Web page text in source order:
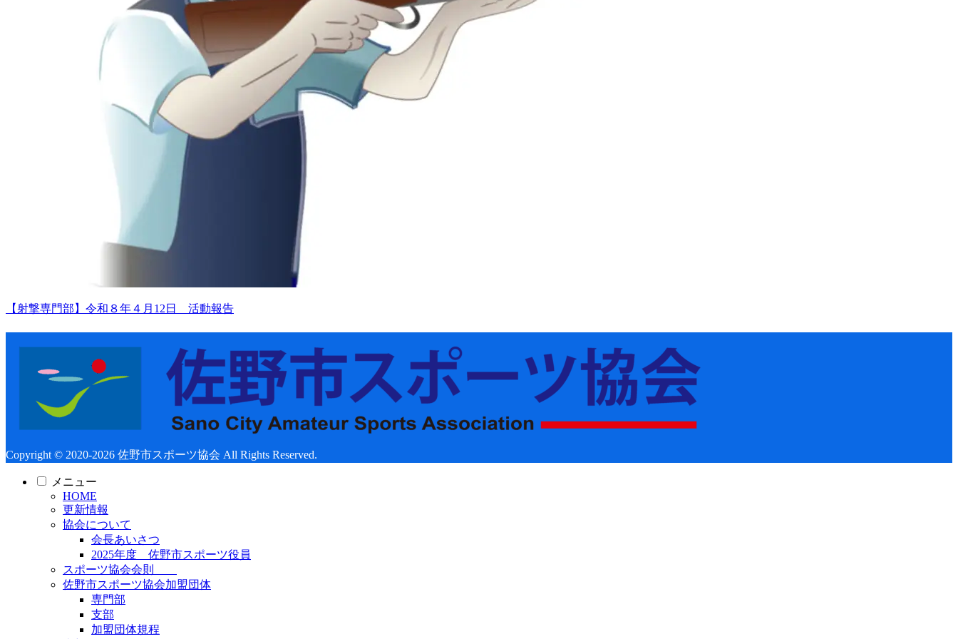
【射撃専門部】令和８年４月12日 活動報告
Copyright © 2020-2026 佐野市スポーツ協会 All Rights Reserved.
メニュー
HOME
更新情報
協会について
会長あいさつ
2025年度 佐野市スポーツ役員
スポーツ協会会則
佐野市スポーツ協会加盟団体
専門部
支部
加盟団体規程